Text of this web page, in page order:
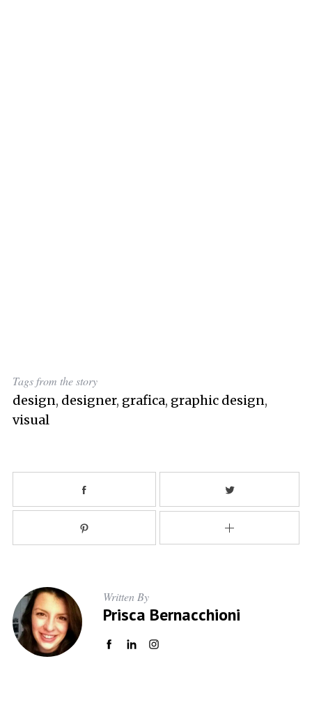
Tags from the story
design, designer, grafica, graphic design,
visual
Written By
Prisca Bernacchioni